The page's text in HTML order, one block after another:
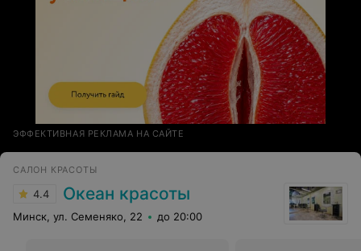
ЭФФЕКТИВНАЯ РЕКЛАМА НА САЙТЕ
САЛОН КРАСОТЫ
4.4 Океан красоты
Минск, ул. Семеняко, 22 до 20:00